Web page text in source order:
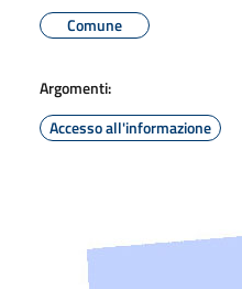
Comune
Argomenti:
Accesso all'informazione